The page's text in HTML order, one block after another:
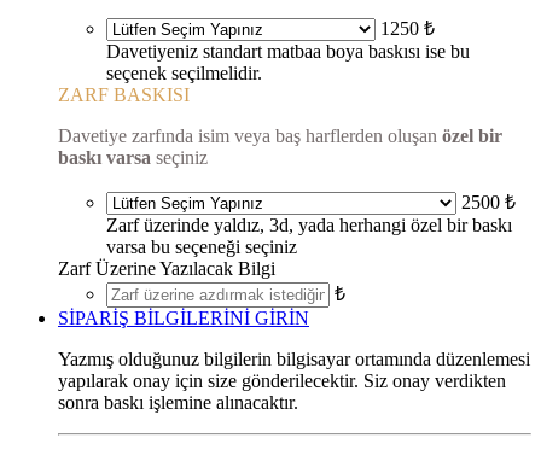
1250 ₺
Davetiyeniz standart matbaa boya baskısı ise bu
seçenek seçilmelidir.
ZARF BASKISI
Davetiye zarfında isim veya baş harflerden oluşan özel bir
baskı varsa seçiniz
2500 ₺
Zarf üzerinde yaldız, 3d, yada herhangi özel bir baskı
varsa bu seçeneği seçiniz
Zarf Üzerine Yazılacak Bilgi
₺
SİPARİŞ BİLGİLERİNİ GİRİN
Yazmış olduğunuz bilgilerin bilgisayar ortamında düzenlemesi
yapılarak onay için size gönderilecektir. Siz onay verdikten
sonra baskı işlemine alınacaktır.